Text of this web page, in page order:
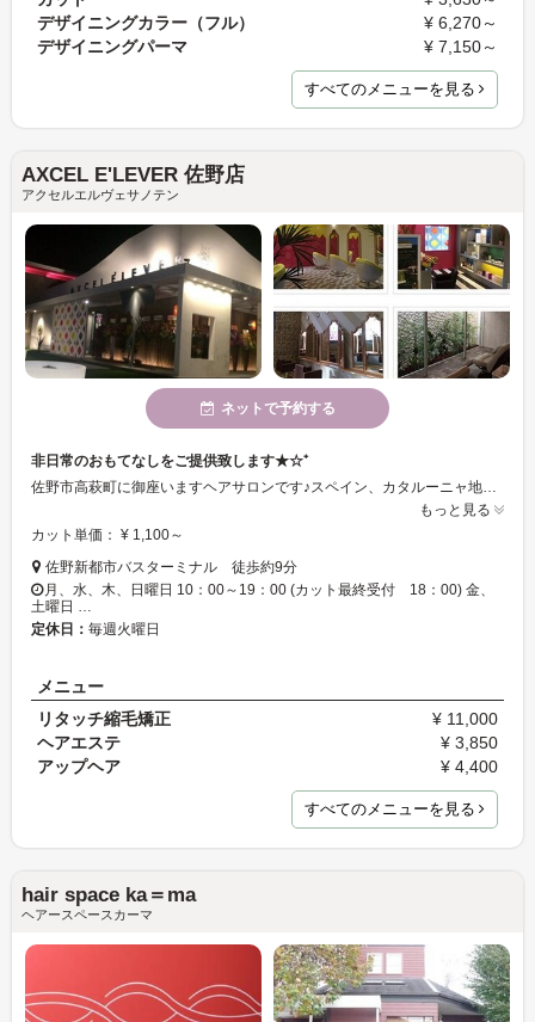
デザイニングカラー（フル）
¥ 6,270～
デザイニングパーマ
¥ 7,150～
すべてのメニューを見る
AXCEL E'LEVER 佐野店
アクセルエルヴェサノテン
ネットで予約する
非日常のおもてなしをご提供致します★☆⁺
もっと見る
カット単価： ¥ 1,100～
佐野新都市バスターミナル 徒歩約9分
月、水、木、日曜日 10：00～19：00 (カット最終受付 18：00) 金、
土曜日 …
定休日： 毎週火曜日
メニュー
リタッチ縮毛矯正
¥ 11,000
ヘアエステ
¥ 3,850
アップヘア
¥ 4,400
すべてのメニューを見る
hair space ka＝ma
ヘアースペースカーマ